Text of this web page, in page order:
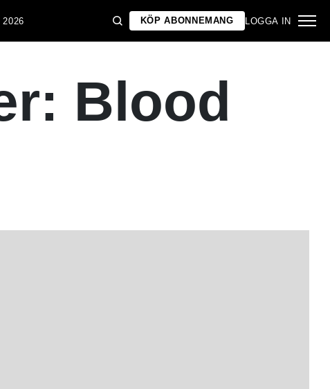
2026 KÖP ABONNEMANG LOGGA IN
Blood